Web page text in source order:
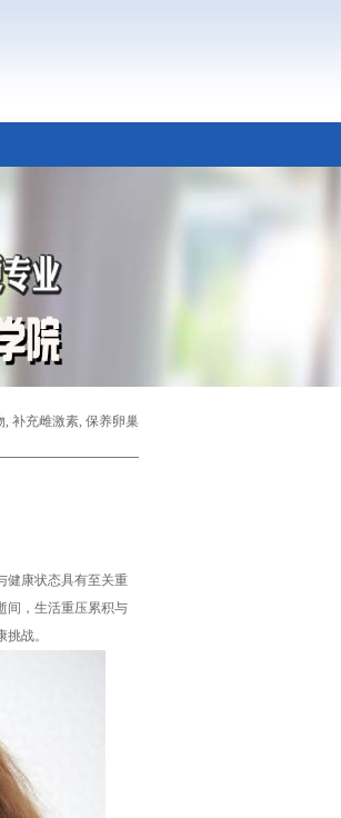
, 补充雌激素, 保养卵巢
健康状态具有至关重
间，生活重压累积与
战。